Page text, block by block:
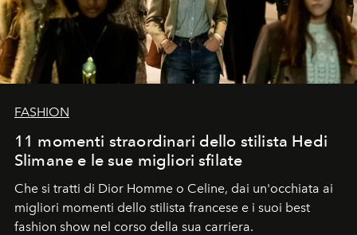
FASHION
11 momenti straordinari dello stilista Hedi
Slimane e le sue migliori sfilate
Che si tratti di Dior Homme o Celine, dai un'occhiata ai
migliori momenti dello stilista francese e i suoi best
fashion show nel corso della sua carriera.